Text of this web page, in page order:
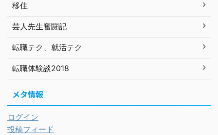
移住
芸人先生奮闘記
転職テク、就活テク
転職体験談2018
メタ情報
ログイン
投稿フィード